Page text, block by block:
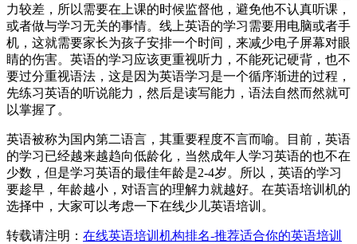
力较差，所以需要在上课的时候监督他，避免他不认真听课，
或者做与学习无关的事情。线上英语的学习需要用电脑或者手
机，这就需要家长为孩子安排一个时间，来减少电子屏幕对眼
睛的伤害。英语的学习应该更重视听力，不能死记硬背，也不
要过分重视语法，这是因为英语学习是一个循序渐进的过程，
先练习英语的听说能力，然后是读写能力，语法自然而然就可
以掌握了。
英语被称为国内第二语言，其重要程度不言而喻。目前，英语
的学习已经越来越趋向低龄化，当然成年人学习英语的也不在
少数，但是学习英语的最佳年龄是2-4岁。所以，英语的学习
要趁早，年龄越小，对语言的理解力就越好。在英语培训机的
选择中，大家可以考虑一下在线少儿英语培训。
转载请注明： 在线英语培训机构排名-推荐适合你的英语培训